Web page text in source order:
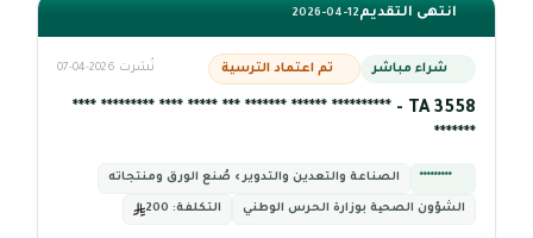
انتهى التقديم2026-04-12
شراء مباشر تم اعتماد الترسية نُشرت 2026-04-07
TA 3558 - ********** ****** ******* *** ***** **** ********* ****
*******
********* الصناعة والتعدين والتدوير › صُنع الورق ومنتجاته
الشؤون الصحیة بوزارة الحرس الوطني التكلفة: